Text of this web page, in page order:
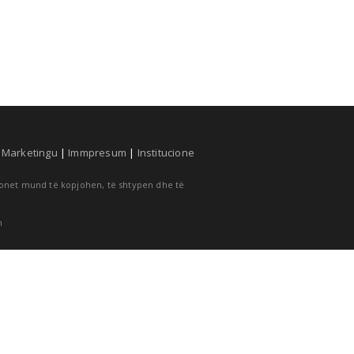
Marketingu | Immpresum | Institucione
mund të kopjohen, të shtypen dhe të